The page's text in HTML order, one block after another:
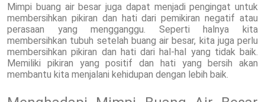
Mimpi buang air besar juga dapat menjadi pengingat untuk
membersihkan pikiran dan hati dari pemikiran negatif atau
perasaan yang mengganggu. Seperti halnya kita
membersihkan tubuh setelah buang air besar, kita juga perlu
membersihkan pikiran dan hati dari hal-hal yang tidak baik.
Memiliki pikiran yang positif dan hati yang bersih akan
membantu kita menjalani kehidupan dengan lebih baik.